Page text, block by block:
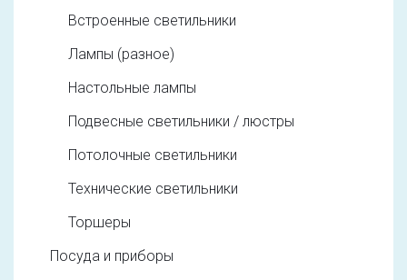
Встроенные светильники
Лампы (разное)
Настольные лампы
Подвесные светильники / люстры
Потолочные светильники
Технические светильники
Торшеры
Посуда и приборы